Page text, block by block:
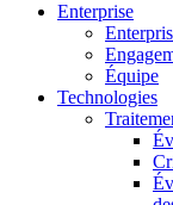
Enterprise
Équipe
Technologies